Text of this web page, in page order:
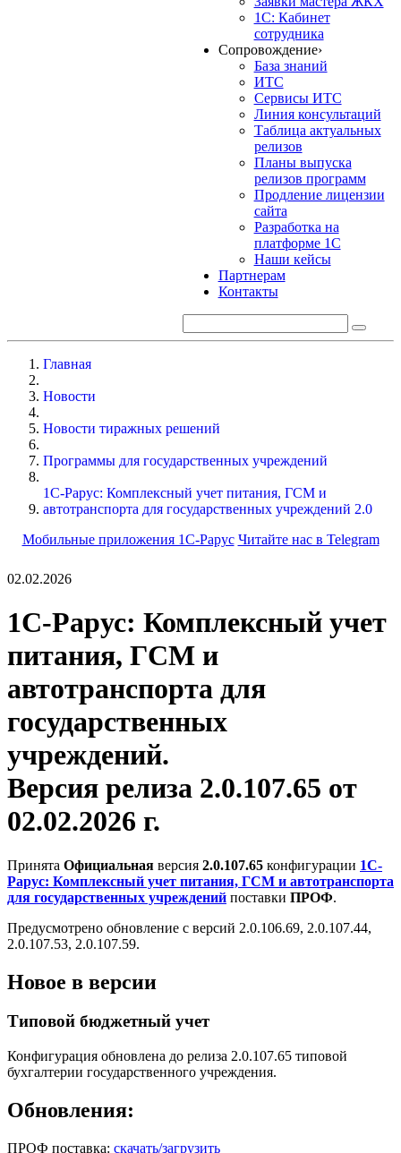
1С: Кабинет
сотрудника
Сопровождение›
База знаний
ИТС
Сервисы ИТС
Линия консультаций
Таблица актуальных
релизов
Планы выпуска
релизов программ
Продление лицензии
сайта
Разработка на
платформе 1С
Наши кейсы
Партнерам
Контакты
Главная
Новости
Новости тиражных решений
Программы для государственных учреждений
1С-Рарус: Комплексный учет питания, ГСМ и
автотранспорта для государственных учреждений 2.0
Мобильные приложения 1С-Рарус Читайте нас в Telegram
02.02.2026
1С-Рарус: Комплексный учет
питания, ГСМ и
автотранспорта для
государственных
учреждений.
Версия релиза 2.0.107.65 от
02.02.2026 г.
Принята Официальная версия 2.0.107.65 конфигурации 1С-
Рарус: Комплексный учет питания, ГСМ и автотранспорта
для государственных учреждений поставки ПРОФ.
Предусмотрено обновление с версий 2.0.106.69, 2.0.107.44,
2.0.107.53, 2.0.107.59.
Новое в версии
Типовой бюджетный учет
Конфигурация обновлена до релиза 2.0.107.65 типовой
бухгалтерии государственного учреждения.
Обновления:
ПРОФ поставка: скачать/загрузить